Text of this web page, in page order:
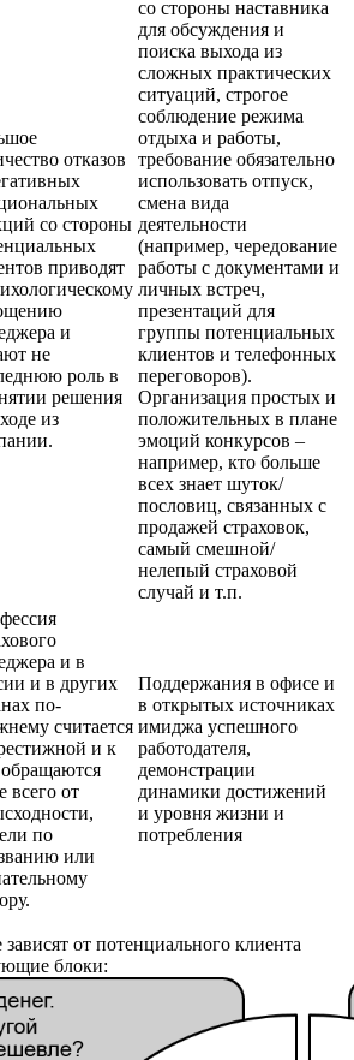
отказов
со стороны
приводят
и
не
роль в
решения
из
со стороны наставника
для обсуждения и
поиска выхода из
сложных практических
ситуаций, строгое
соблюдение режима
отдыха и работы,
требование обязательно
использовать отпуск,
смена вида
деятельности
(например, чередование
работы с документами и
личных встреч,
презентаций для
группы потенциальных
клиентов и телефонных
переговоров).
Организация простых и
положительных в плане
эмоций конкурсов –
например, кто больше
всех знает шуток/
пословиц, связанных с
продажей страховок,
самый смешной/
нелепый страховой
случай и т.п.
и в
и в других
по-
считается
и к
всего от
по
или
Поддержания в офисе и
в открытых источниках
имиджа успешного
работодателя,
демонстрации
динамики достижений
и уровня жизни и
потребления
от потенциального клиента
блоки: